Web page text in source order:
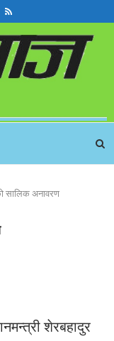
सालिक अनावरण
शेरबहादुर